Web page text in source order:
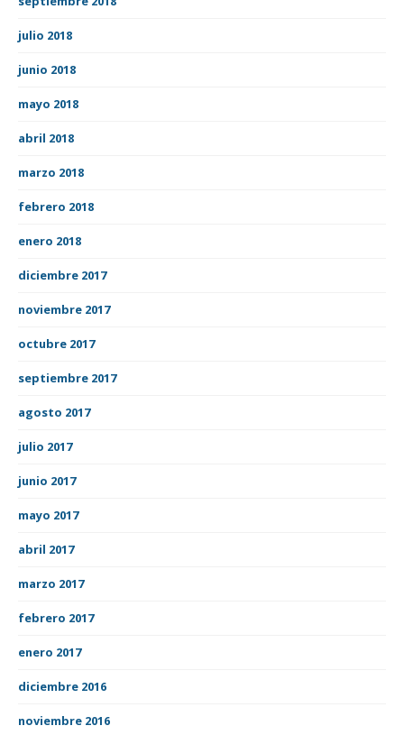
julio 2018
junio 2018
mayo 2018
abril 2018
marzo 2018
febrero 2018
enero 2018
diciembre 2017
noviembre 2017
octubre 2017
septiembre 2017
agosto 2017
julio 2017
junio 2017
mayo 2017
abril 2017
marzo 2017
febrero 2017
enero 2017
diciembre 2016
noviembre 2016